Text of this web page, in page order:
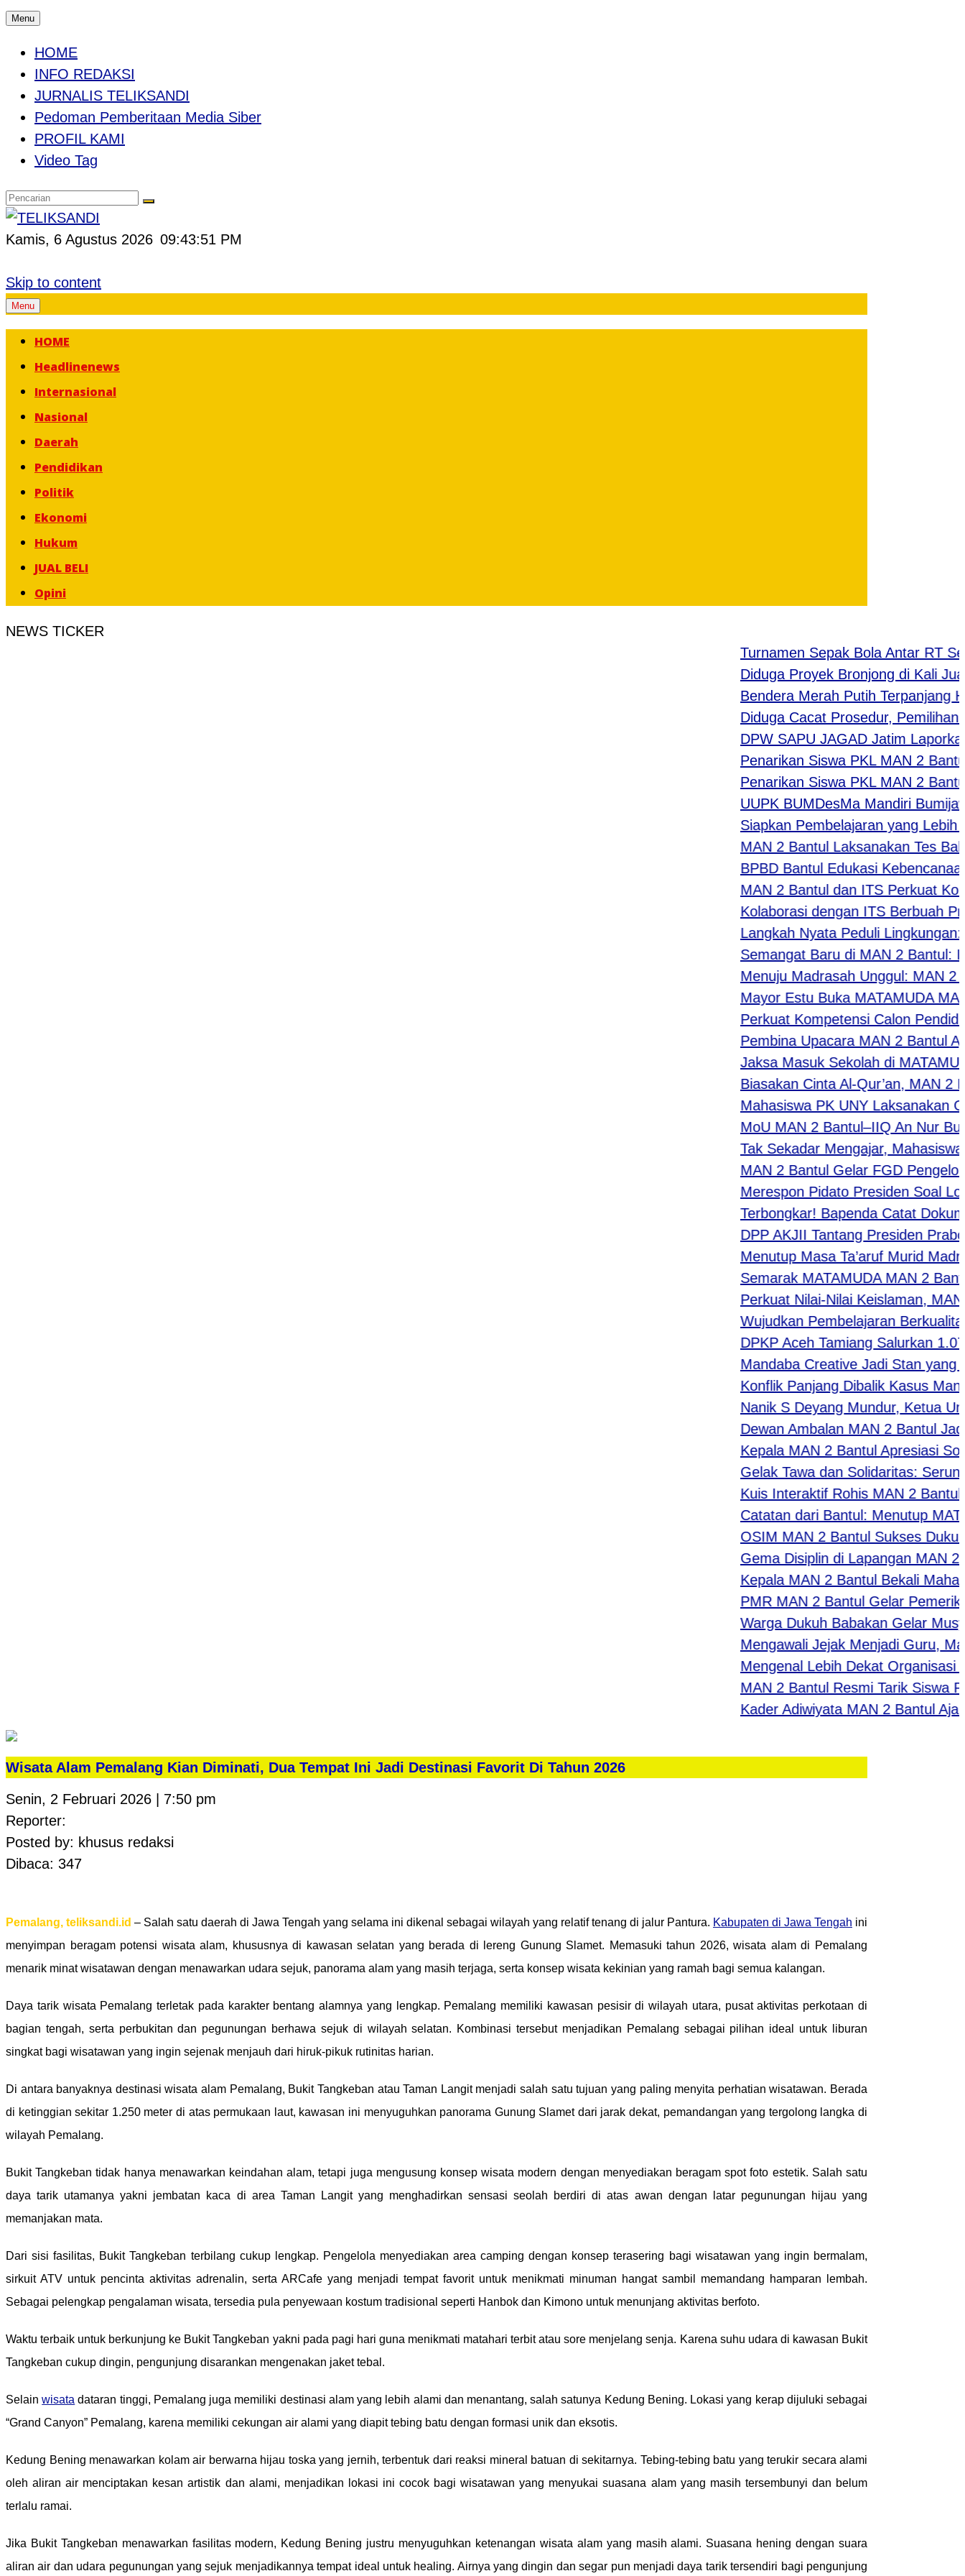
Menu
HOME
INFO REDAKSI
JURNALIS TELIKSANDI
Pedoman Pemberitaan Media Siber
PROFIL KAMI
Video Tag
Kamis, 6 Agustus 2026 09:43:52 PM
Skip to content
Menu
HOME
Headlinenews
Internasional
Nasional
Daerah
Pendidikan
Politik
Ekonomi
Hukum
JUAL BELI
Opini
NEWS TICKER
Turnamen Sepak Bola Antar RT
Diduga Proyek Bronjong di Kali
Bendera Merah Putih Terpanjang
Diduga Cacat Prosedur, Pemilihan
DPW SAPU JAGAD Jatim Laporkan
Penarikan Siswa PKL MAN 2 Bantul
Penarikan Siswa PKL MAN 2 Bantul
UUPK BUMDesMa Mandiri
Siapkan Pembelajaran yang Lebih
MAN 2 Bantul Laksanakan Tes
BPBD Bantul Edukasi Kebencanaan
MAN 2 Bantul dan ITS Perkuat
Kolaborasi dengan ITS Berbuah
Langkah Nyata Peduli Lingkungan:
Semangat Baru di MAN 2 Bantul:
Menuju Madrasah Unggul: MAN 2
Mayor Estu Buka MATAMUDA MAN
Perkuat Kompetensi Calon Pendidik,
Pembina Upacara MAN 2 Bantul
Jaksa Masuk Sekolah di
Biasakan Cinta Al-Qur’an, MAN 2
Mahasiswa PK UNY Laksanakan
MoU MAN 2 Bantul–IIQ An Nur
Tak Sekadar Mengajar, Mahasiswa
MAN 2 Bantul Gelar FGD
Merespon Pidato Presiden Soal
​Terbongkar! Bapenda Catat
DPP AKJII Tantang Presiden
Menutup Masa Ta’aruf Murid
Semarak MATAMUDA MAN 2
Perkuat Nilai-Nilai Keislaman, MAN
Wujudkan Pembelajaran
DPKP Aceh Tamiang Salurkan
Mandaba Creative Jadi Stan yang
Konflik Panjang Dibalik Kasus
Nanik S Deyang Mundur, Ketua
Dewan Ambalan MAN 2 Bantul Jadi
Kepala MAN 2 Bantul Apresiasi
Gelak Tawa dan Solidaritas: Serunya
Kuis Interaktif Rohis MAN 2 Bantul
Catatan dari Bantul: Menutup
OSIM MAN 2 Bantul Sukses Dukung
Gema Disiplin di Lapangan MAN 2
Kepala MAN 2 Bantul Bekali
PMR MAN 2 Bantul Gelar
Warga Dukuh Babakan Gelar
Mengawali Jejak Menjadi Guru,
Mengenal Lebih Dekat Organisasi
MAN 2 Bantul Resmi Tarik Siswa
Kader Adiwiyata MAN 2 Bantul Ajak
Wisata Alam Pemalang Kian Diminati, Dua Tempat Ini Jadi Destinasi Favorit Di Tahun 2026
Senin, 2 Februari 2026 | 7:50 pm
Reporter:
Posted by: khusus redaksi
Dibaca: 347
Pemalang, teliksandi.id – Salah satu daerah di Jawa Tengah yang selama ini dikenal sebagai wilayah yang relatif tenang di jalur Pantura. Kabupaten di Jawa Tengah ini
menyimpan beragam potensi wisata alam, khususnya di kawasan selatan yang berada di lereng Gunung Slamet. Memasuki tahun 2026, wisata alam di Pemalang
menarik minat wisatawan dengan menawarkan udara sejuk, panorama alam yang masih terjaga, serta konsep wisata kekinian yang ramah bagi semua kalangan.
Daya tarik wisata Pemalang terletak pada karakter bentang alamnya yang lengkap. Pemalang memiliki kawasan pesisir di wilayah utara, pusat aktivitas perkotaan di
bagian tengah, serta perbukitan dan pegunungan berhawa sejuk di wilayah selatan. Kombinasi tersebut menjadikan Pemalang sebagai pilihan ideal untuk liburan
singkat bagi wisatawan yang ingin sejenak menjauh dari hiruk-pikuk rutinitas harian.
Di antara banyaknya destinasi wisata alam Pemalang, Bukit Tangkeban atau Taman Langit menjadi salah satu tujuan yang paling menyita perhatian wisatawan. Berada
di ketinggian sekitar 1.250 meter di atas permukaan laut, kawasan ini menyuguhkan panorama Gunung Slamet dari jarak dekat, pemandangan yang tergolong langka di
wilayah Pemalang.
Bukit Tangkeban tidak hanya menawarkan keindahan alam, tetapi juga mengusung konsep wisata modern dengan menyediakan beragam spot foto estetik. Salah satu
daya tarik utamanya yakni jembatan kaca di area Taman Langit yang menghadirkan sensasi seolah berdiri di atas awan dengan latar pegunungan hijau yang
memanjakan mata.
Dari sisi fasilitas, Bukit Tangkeban terbilang cukup lengkap. Pengelola menyediakan area camping dengan konsep terasering bagi wisatawan yang ingin bermalam,
sirkuit ATV untuk pencinta aktivitas adrenalin, serta ARCafe yang menjadi tempat favorit untuk menikmati minuman hangat sambil memandang hamparan lembah.
Sebagai pelengkap pengalaman wisata, tersedia pula penyewaan kostum tradisional seperti Hanbok dan Kimono untuk menunjang aktivitas berfoto.
Waktu terbaik untuk berkunjung ke Bukit Tangkeban yakni pada pagi hari guna menikmati matahari terbit atau sore menjelang senja. Karena suhu udara di kawasan Bukit
Tangkeban cukup dingin, pengunjung disarankan mengenakan jaket tebal.
Selainwisata dataran tinggi, Pemalang juga memiliki destinasi alam yang lebih alami dan menantang, salah satunya Kedung Bening. Lokasi yang kerap dijuluki sebagai
“Grand Canyon” Pemalang, karena memiliki cekungan air alami yang diapit tebing batu dengan formasi unik dan eksotis.
Kedung Bening menawarkan kolam air berwarna hijau toska yang jernih, terbentuk dari reaksi mineral batuan di sekitarnya. Tebing-tebing batu yang terukir secara alami
oleh aliran air menciptakan kesan artistik dan alami, menjadikan lokasi ini cocok bagi wisatawan yang menyukai suasana alam yang masih tersembunyi dan belum
terlalu ramai.
Jika Bukit Tangkeban menawarkan fasilitas modern, Kedung Bening justru menyuguhkan ketenangan wisata alam yang masih alami. Suasana hening dengan suara
aliran air dan udara pegunungan yang sejuk menjadikannya tempat ideal untuk healing. Airnya yang dingin dan segar pun menjadi daya tarik tersendiri bagi pengunjung